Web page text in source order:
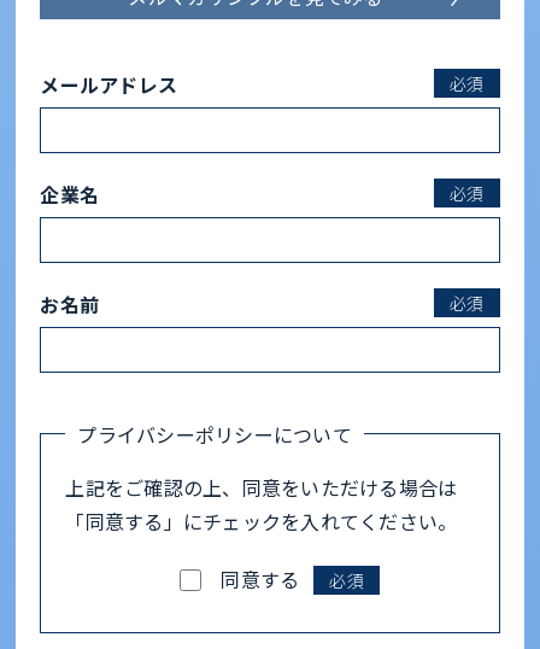
メールアドレス 必須
企業名 必須
お名前 必須
プライバシーポリシーについて
上記をご確認の上、同意をいただける場合は
「同意する」にチェックを入れてください。
同意する
必須